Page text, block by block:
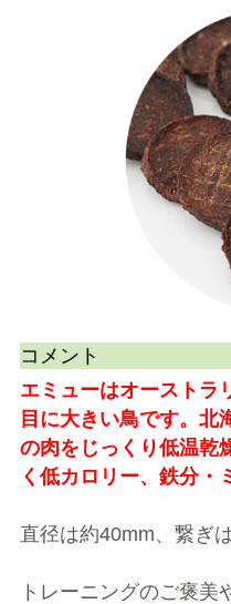
コメント
エミューはオーストラ
目に大きい鳥です。北
の肉をじっくり低温乾
く低カロリー、鉄分・
直径は約40mm、繋ぎ
トレーニングのご褒